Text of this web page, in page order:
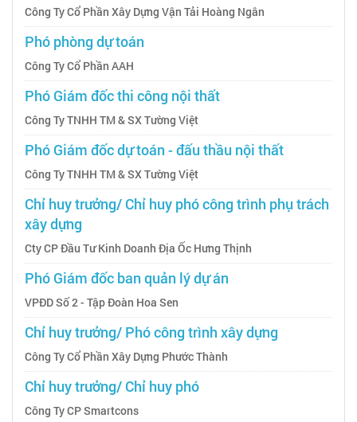
Công Ty Cổ Phần Xây Dựng Vận Tải Hoàng Ngân
Phó phòng dự toán
Công Ty Cổ Phần AAH
Phó Giám đốc thi công nội thất
Công Ty TNHH TM & SX Tường Việt
Phó Giám đốc dự toán - đấu thầu nội thất
Công Ty TNHH TM & SX Tường Việt
Chỉ huy trưởng/ Chỉ huy phó công trình phụ trách
xây dựng
Cty CP Đầu Tư Kinh Doanh Địa Ốc Hưng Thịnh
Phó Giám đốc ban quản lý dự án
VPĐD Số 2 - Tập Đoàn Hoa Sen
Chỉ huy trưởng/ Phó công trình xây dựng
Công Ty Cổ Phần Xây Dựng Phước Thành
Chỉ huy trưởng/ Chỉ huy phó
Công Ty CP Smartcons